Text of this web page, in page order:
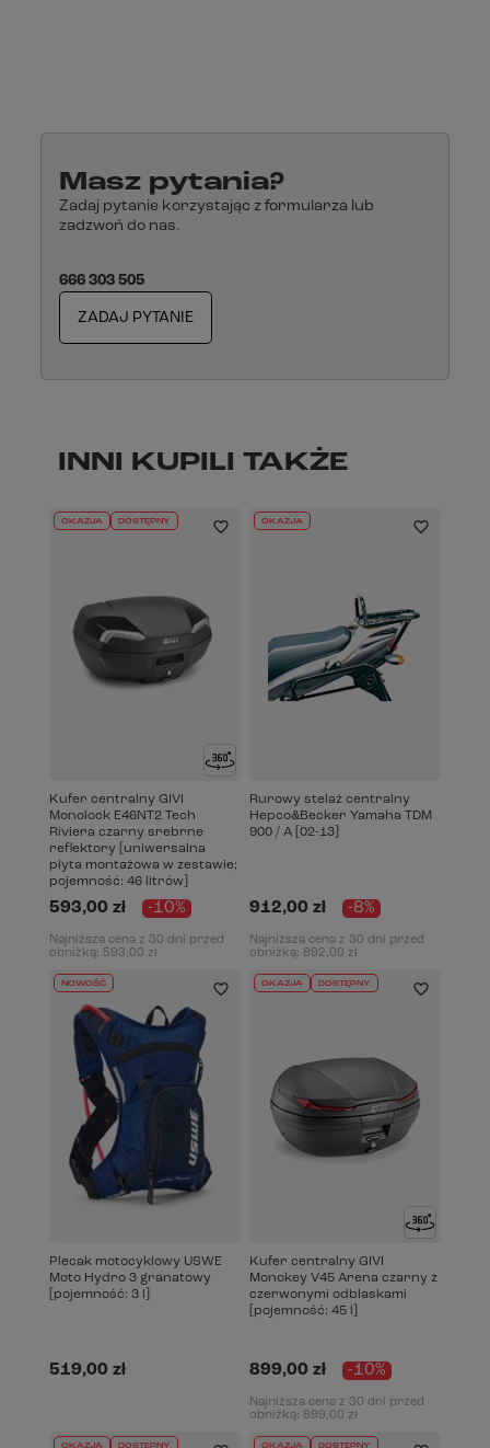
Masz pytania?
Zadaj pytanie korzystając z formularza lub
zadzwoń do nas.
666 303 505
ZADAJ PYTANIE
INNI KUPILI TAKŻE
OKAZJA DOSTĘPNY
Kufer centralny GIVI
Monolock E46NT2 Tech
Riviera czarny srebrne
reflektory [uniwersalna
płyta montażowa w zestawie;
pojemność: 46 litrów]
593,00 zł -10%
Najniższa cena z 30 dni przed
obniżką: 593,00 zł
OKAZJA
Rurowy stelaż centralny
Hepco&Becker Yamaha TDM
900 / A [02-13]
912,00 zł -8%
Najniższa cena z 30 dni przed
obniżką: 892,00 zł
NOWOŚĆ
Plecak motocyklowy USWE
Moto Hydro 3 granatowy
[pojemność: 3 l]
519,00 zł
OKAZJA DOSTĘPNY
Kufer centralny GIVI
Monokey V45 Arena czarny z
czerwonymi odblaskami
[pojemność: 45 l]
899,00 zł -10%
Najniższa cena z 30 dni przed
obniżką: 899,00 zł